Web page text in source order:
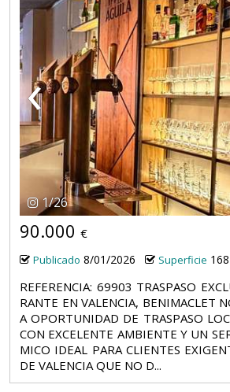
‹
1/26
90.000 €
Publicado 8/01/2026 Superficie
REFERENCIA: 69903 TRASPASO
RANTE EN VALENCIA, BENIMACLET
A OPORTUNIDAD DE TRASPASO
CON EXCELENTE AMBIENTE Y UN
MICO IDEAL PARA CLIENTES
DE VALENCIA QUE NO D...